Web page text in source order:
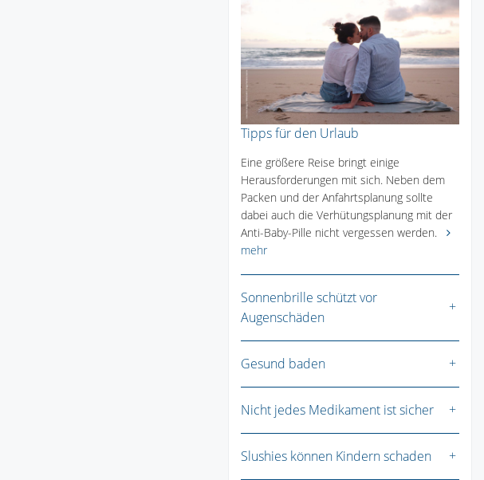
Tipps für den Urlaub
Eine größere Reise bringt einige
Herausforderungen mit sich. Neben dem
Packen und der Anfahrtsplanung sollte
dabei auch die Verhütungsplanung mit der
Anti-Baby-Pille nicht vergessen werden.
mehr
Sonnenbrille schützt vor
Augenschäden
Gesund baden
Nicht jedes Medikament ist sicher
Slushies können Kindern schaden